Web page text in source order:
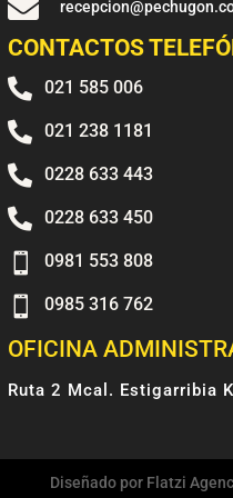

CONTACTOS
 021 585 006
 021 238 1181
 0228 633 443
 0228 633 450
 0981 553 808
 0985 316 762
OFICINA
Ruta 2 Mcal. Estigarribia
Diseñado por Flatzi